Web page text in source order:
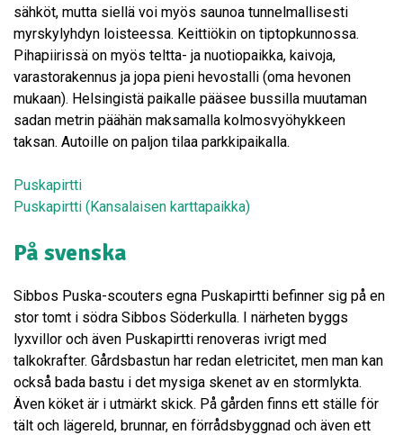
sähköt, mutta siellä voi myös saunoa tunnelmallisesti
myrskylyhdyn loisteessa. Keittiökin on tiptopkunnossa.
Pihapiirissä on myös teltta- ja nuotiopaikka, kaivoja,
varastorakennus ja jopa pieni hevostalli (oma hevonen
mukaan). Helsingistä paikalle pääsee bussilla muutaman
sadan metrin päähän maksamalla kolmosvyöhykkeen
taksan. Autoille on paljon tilaa parkkipaikalla.
Puskapirtti
Puskapirtti (Kansalaisen karttapaikka)
På svenska
Sibbos Puska-scouters egna Puskapirtti befinner sig på en
stor tomt i södra Sibbos Söderkulla. I närheten byggs
lyxvillor och även Puskapirtti renoveras ivrigt med
talkokrafter. Gårdsbastun har redan eletricitet, men man kan
också bada bastu i det mysiga skenet av en stormlykta.
Även köket är i utmärkt skick. På gården finns ett ställe för
tält och lägereld, brunnar, en förrådsbyggnad och även ett